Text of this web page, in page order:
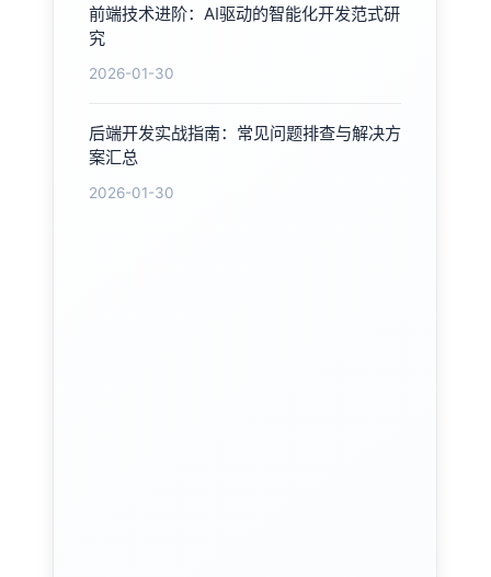
前端技术进阶：AI驱动的智能化开发范式研
究
2026-01-30
后端开发实战指南：常见问题排查与解决方
案汇总
2026-01-30